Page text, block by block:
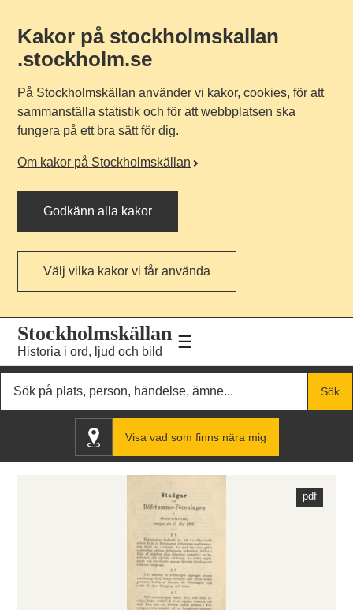
Kakor på stockholmskallan
.stockholm.se
På Stockholmskällan använder vi kakor, cookies, för att
sammanställa statistik och för att webbplatsen ska
fungera på ett bra sätt för dig.
Om kakor på Stockholmskällan
Godkänn alla kakor
Välj vilka kakor vi får använda
navigationen
huvudinnehållet
Stockholmskällan
Historia i ord, ljud och bild
Sök
Visa vad som finns nära mig